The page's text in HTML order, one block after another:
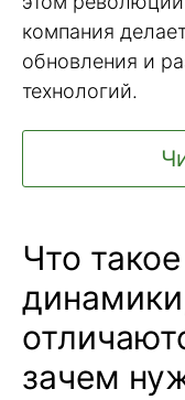
компания
обновления и
технологий.
Что
зачем